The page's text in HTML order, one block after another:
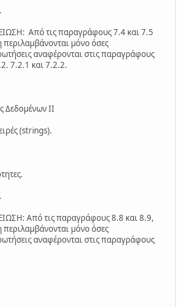
Από τις παραγράφους 7.4 και 7.5
περιλαμβάνονται μόνο όσες
αναφέρονται στις παραγράφους
7.2.1 και 7.2.2.
ΙΙ
(strings).
Από τις παραγράφους 8.8 και 8.9,
περιλαμβάνονται μόνο όσες
αναφέρονται στις παραγράφους